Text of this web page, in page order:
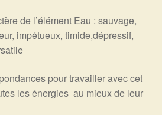
de l’élément Eau : sauvage,
impétueux, timide,dépressif,
pour travailler avec cet
les énergies au mieux de leur